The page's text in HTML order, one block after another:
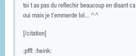
toi t as pas du reflechir beaucoup en disant ca
oui mais je t'emmerde lol... ^^
[/citation]
:pfff: :heink: